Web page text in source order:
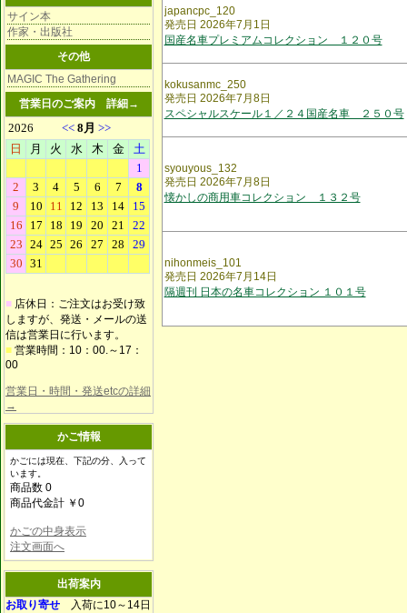
サイン本
作家・出版社
その他
MAGIC The Gathering
営業日のご案内 詳細→
■ 店休日：ご注文はお受け致
しますが、発送・メールの送
信は営業日に行います。
■ 営業時間：10：00.～17：
00
営業日・時間・発送etcの詳細
→
かご情報
かごには現在、下記の分、入って
います。
商品数 0
商品代金計 ￥0
かごの中身表示
注文画面へ
出荷案内
お取り寄せ 入荷に10～14日
japancpc_120
発売日 2026年7月1日
国産名車プレミアムコレクション １２０号
kokusanmc_250
発売日 2026年7月8日
スペシャルスケール１／２４国産名車 ２５０号
syouyous_132
発売日 2026年7月8日
懐かしの商用車コレクション １３２号
nihonmeis_101
発売日 2026年7月14日
隔週刊 日本の名車コレクション １０１号